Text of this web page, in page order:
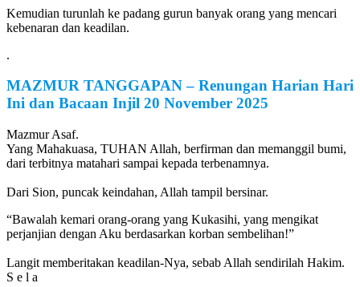
Kemudian turunlah ke padang gurun banyak orang yang mencari
kebenaran dan keadilan.
.
MAZMUR TANGGAPAN– Renungan Harian Hari
Ini dan Bacaan Injil 20 November 2025
Mazmur Asaf.
Yang Mahakuasa, TUHAN Allah, berfirman dan memanggil bumi,
dari terbitnya matahari sampai kepada terbenamnya.
Dari Sion, puncak keindahan, Allah tampil bersinar.
“Bawalah kemari orang-orang yang Kukasihi, yang mengikat
perjanjian dengan Aku berdasarkan korban sembelihan!”
Langit memberitakan keadilan-Nya, sebab Allah sendirilah Hakim.
S e l a